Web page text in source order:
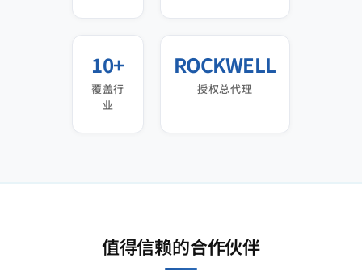
10+
覆盖行
业
ROCKWELL
授权总代理
值得信赖的合作伙伴